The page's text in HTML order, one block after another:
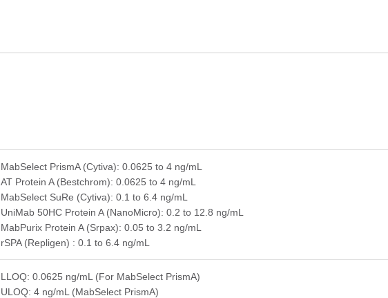
MabSelect PrismA (Cytiva): 0.0625 to 4 ng/mL
AT Protein A (Bestchrom): 0.0625 to 4 ng/mL
MabSelect SuRe (Cytiva): 0.1 to 6.4 ng/mL
UniMab 50HC Protein A (NanoMicro): 0.2 to 12.8 ng/mL
MabPurix Protein A (Srpax): 0.05 to 3.2 ng/mL
rSPA (Repligen) : 0.1 to 6.4 ng/mL
LLOQ: 0.0625 ng/mL (For MabSelect PrismA)
ULOQ: 4 ng/mL (MabSelect PrismA)